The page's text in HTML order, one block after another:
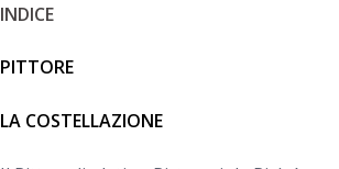
INDICE
PITTORE
LA COSTELLAZIONE